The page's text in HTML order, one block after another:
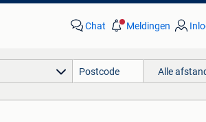
Chat Meldingen
Alle